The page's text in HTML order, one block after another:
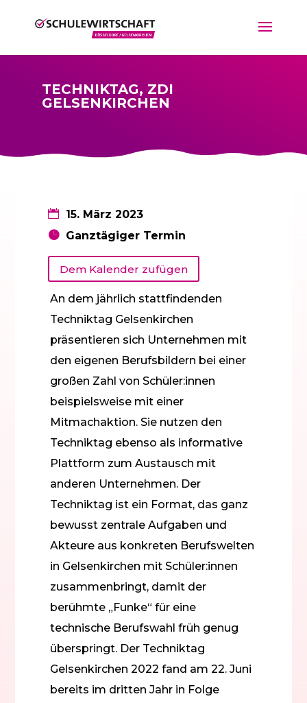
TECHNIKTAG, ZDI
GELSENKIRCHEN
15. März 2023
Ganztägiger Termin
Dem Kalender zufügen
An dem jährlich stattfindenden
Techniktag Gelsenkirchen
präsentieren sich Unternehmen mit
den eigenen Berufsbildern bei einer
großen Zahl von Schüler:innen
beispielsweise mit einer
Mitmachaktion. Sie nutzen den
Techniktag ebenso als informative
Plattform zum Austausch mit
anderen Unternehmen. Der
Techniktag ist ein Format, das ganz
bewusst zentrale Aufgaben und
Akteure aus konkreten Berufswelten
in Gelsenkirchen mit Schüler:innen
zusammenbringt, damit der
berühmte „Funke“ für eine
technische Berufswahl früh genug
überspringt. Der Techniktag
Gelsenkirchen 2022 fand am 22. Juni
bereits im dritten Jahr in Folge